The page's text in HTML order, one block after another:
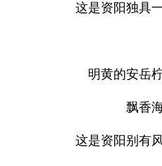
这是资阳独具
明黄的安岳
飘香
这是资阳别有